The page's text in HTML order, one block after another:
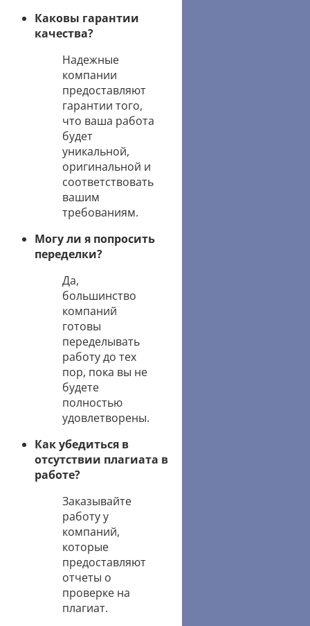
Каковы гарантии
качества?
Надежные
компании
предоставляют
гарантии того,
что ваша работа
будет
уникальной,
оригинальной и
соответствовать
вашим
требованиям.
Могу ли я попросить
переделки?
Да,
большинство
компаний
готовы
переделывать
работу до тех
пор, пока вы не
будете
полностью
удовлетворены.
Как убедиться в
отсутствии плагиата в
работе?
Заказывайте
работу у
компаний,
которые
предоставляют
отчеты о
проверке на
плагиат.